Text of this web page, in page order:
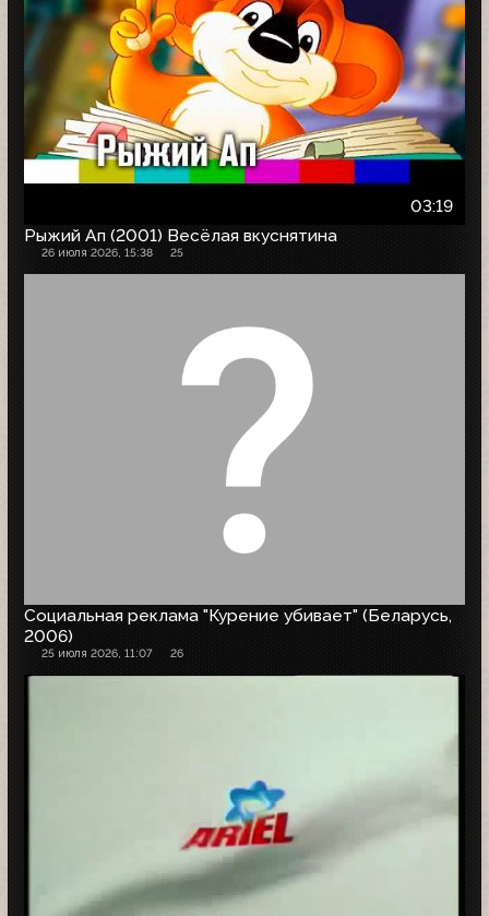
03:19
Рыжий Ап (2001) Весёлая вкуснятина
26 июля 2026, 15:38 25
Социальная реклама "Курение убивает" (Беларусь,
2006)
25 июля 2026, 11:07 26